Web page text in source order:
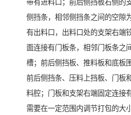
带有进料口；前后侧挡板右侧的
侧挡条，相邻侧挡条之间的空隙
有出料口，出料口处的支架右端
面连接有门板条，相邻门板条之
槽；前后侧挡板、推料板和底板
前后侧挡条、压料上挡板、门板
料腔；门板和支架右端固定连接
需要在一定范围内调节打包的大小